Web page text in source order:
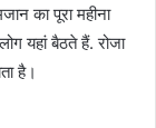
का पूरा महीना
यहां बैठते हैं. रोजा
है।